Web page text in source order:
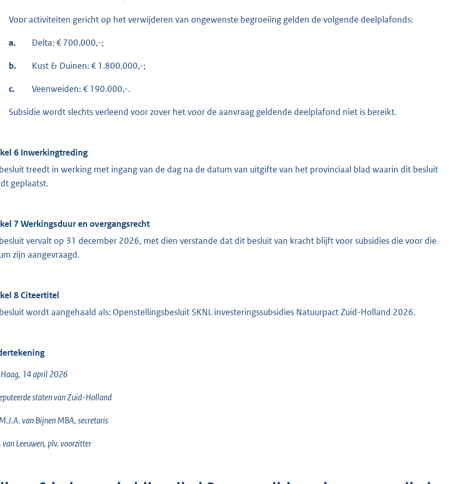
Voor activiteiten gericht op het verwijderen van ongewenste begroeiing gelden de volgende deelplafonds:
a. Delta: € 700.000,-;
b. Kust & Duinen: € 1.800.000,-;
c. Veenweiden: € 190.000,-.
Subsidie wordt slechts verleend voor zover het voor de aanvraag geldende deelplafond niet is bereikt.
6 Inwerkingtreding
treedt in werking met ingang van de dag na de datum van uitgifte van het provinciaal blad waarin dit besluit
geplaatst.
7 Werkingsduur en overgangsrecht
vervalt op 31 december 2026, met dien verstande dat dit besluit van kracht blijft voor subsidies die voor die
zijn aangevraagd.
8 Citeertitel
wordt aangehaald als: Openstellingsbesluit SKNL investeringssubsidies Natuurpact Zuid-Holland 2026.
14 april 2026
staten van Zuid-Holland
van Bijnen MBA, secretaris
van Leeuwen, plv. voorzitter